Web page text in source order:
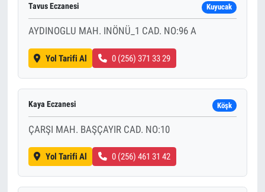
Tavus Eczanesi Kuyucak
AYDINOGLU MAH. INÖNÜ_1 CAD. NO:96 A
Yol Tarifi Al 0 (256) 371 33 29
Kaya Eczanesi Köşk
ÇARŞI MAH. BAŞÇAYIR CAD. NO:10
Yol Tarifi Al 0 (256) 461 31 42